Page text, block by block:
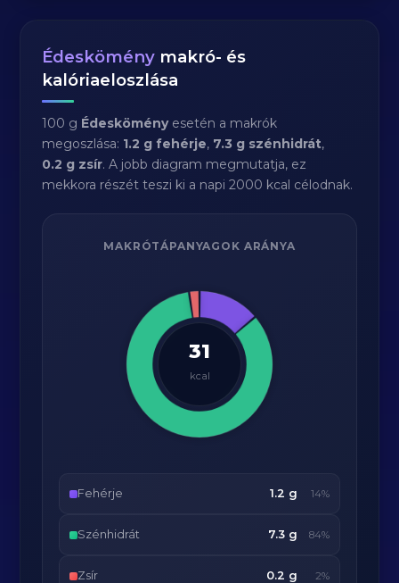
Édeskömény makró- és
kalóriaeloszlása
100 g Édesköményesetén a makrók
megoszlása: 1.2 g fehérje, 7.3 g szénhidrát,
0.2 g zsír. A jobb diagram megmutatja, ez
mekkora részét teszi ki a napi 2000 kcal célodnak.
MAKRÓTÁPANYAGOK ARÁNYA
31
kcal
Fehérje 1.2 g 14%
Szénhidrát 7.3 g 84%
Zsír 0.2 g 2%